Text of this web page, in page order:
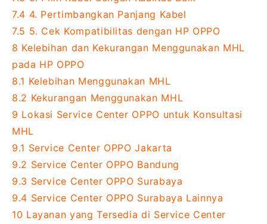
7.4 4. Pertimbangkan Panjang Kabel
7.5 5. Cek Kompatibilitas dengan HP OPPO
8 Kelebihan dan Kekurangan Menggunakan MHL
pada HP OPPO
8.1 Kelebihan Menggunakan MHL
8.2 Kekurangan Menggunakan MHL
9 Lokasi Service Center OPPO untuk Konsultasi
MHL
9.1 Service Center OPPO Jakarta
9.2 Service Center OPPO Bandung
9.3 Service Center OPPO Surabaya
9.4 Service Center OPPO Surabaya Lainnya
10 Layanan yang Tersedia di Service Center